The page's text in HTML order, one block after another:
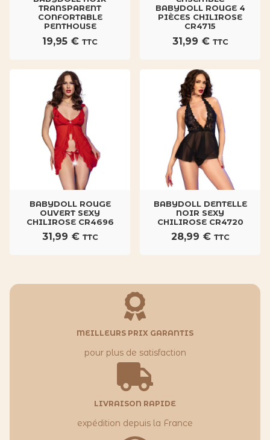
TRANSPARENT
CONFORTABLE
PENTHOUSE
19,95 € TTC
BABYDOLL ROUGE 4
PIÈCES CHILIROSE
CR4715
31,99 € TTC
BABYDOLL ROUGE
OUVERT SEXY
CHILIROSE CR4696
31,99 € TTC
BABYDOLL DENTELLE
NOIR SEXY
CHILIROSE CR4720
28,99 € TTC
MEILLEURS PRIX GARANTIS
pour plus de satisfaction
LIVRAISON RAPIDE
expédition depuis la France